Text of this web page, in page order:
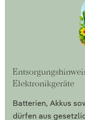
Elektronikgeräte
Batterien, Akkus
dürfen aus